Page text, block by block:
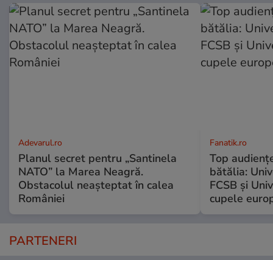
Adevarul.ro
Planul secret pentru „Santinela
NATO” la Marea Neagră.
Obstacolul neașteptat în calea
României
Fanatik.ro
Top
bătălia:
FCSB şi
cupele
PARTENERI